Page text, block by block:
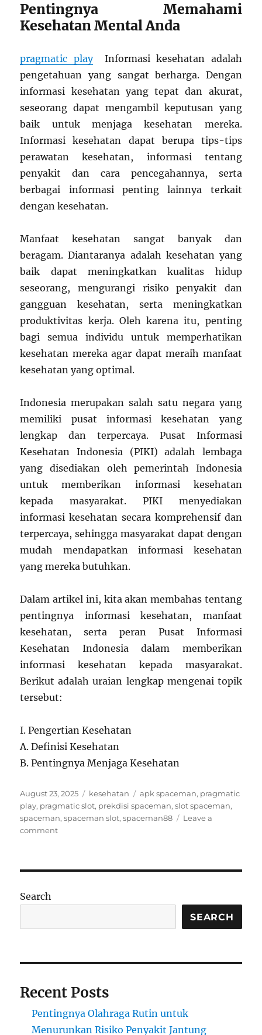
Pentingnya Memahami
Kesehatan Mental Anda
pragmatic playInformasi kesehatan adalah
pengetahuan yang sangat berharga. Dengan
informasi kesehatan yang tepat dan akurat,
seseorang dapat mengambil keputusan yang
baik untuk menjaga kesehatan mereka.
Informasi kesehatan dapat berupa tips-tips
perawatan kesehatan, informasi tentang
penyakit dan cara pencegahannya, serta
berbagai informasi penting lainnya terkait
dengan kesehatan.
Manfaat kesehatan sangat banyak dan
beragam. Diantaranya adalah kesehatan yang
baik dapat meningkatkan kualitas hidup
seseorang, mengurangi risiko penyakit dan
gangguan kesehatan, serta meningkatkan
produktivitas kerja. Oleh karena itu, penting
bagi semua individu untuk memperhatikan
kesehatan mereka agar dapat meraih manfaat
kesehatan yang optimal.
Indonesia merupakan salah satu negara yang
memiliki pusat informasi kesehatan yang
lengkap dan terpercaya. Pusat Informasi
Kesehatan Indonesia (PIKI) adalah lembaga
yang disediakan oleh pemerintah Indonesia
untuk memberikan informasi kesehatan
kepada masyarakat. PIKI menyediakan
informasi kesehatan secara komprehensif dan
terpercaya, sehingga masyarakat dapat dengan
mudah mendapatkan informasi kesehatan
yang mereka butuhkan.
Dalam artikel ini, kita akan membahas tentang
pentingnya informasi kesehatan, manfaat
kesehatan, serta peran Pusat Informasi
Kesehatan Indonesia dalam memberikan
informasi kesehatan kepada masyarakat.
Berikut adalah uraian lengkap mengenai topik
tersebut:
I. Pengertian Kesehatan
A. Definisi Kesehatan
B. Pentingnya Menjaga Kesehatan
Posted
on
August 23, 2025 Categories
kesehatan Tags
apk spaceman, pragmatic
play, pragmatic slot, prekdisi spaceman,slot spaceman,
spaceman,spaceman slot,spaceman88
Leave a
commenton
Ketahui
Search
SEARCH
Recent Posts
Pentingnya Olahraga Rutin untuk
Menurunkan Risiko Penyakit Jantung